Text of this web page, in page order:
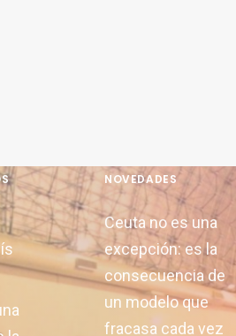
NOVEDADES
Ceuta no es una
excepción: es la
consecuencia de
un modelo que
fracasa cada vez